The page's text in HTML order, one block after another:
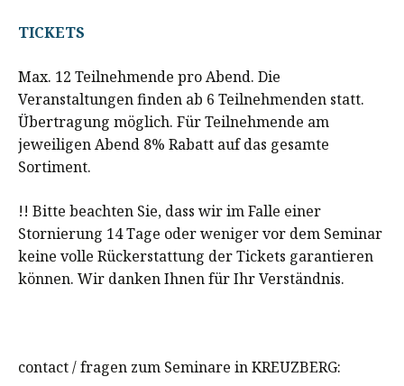
TICKETS
Max. 12 Teilnehmende pro Abend. Die
Veranstaltungen finden ab 6 Teilnehmenden statt.
Übertragung möglich. Für Teilnehmende am
jeweiligen Abend 8% Rabatt auf das gesamte
Sortiment.
!! Bitte beachten Sie, dass wir im Falle einer
Stornierung 14 Tage oder weniger vor dem Seminar
keine volle Rückerstattung der Tickets garantieren
können. Wir danken Ihnen für Ihr Verständnis.
contact / fragen zum Seminare in KREUZBERG: